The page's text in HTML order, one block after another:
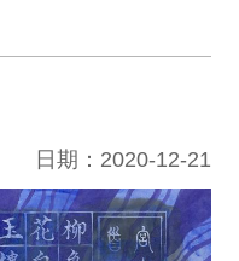
日期：2020-12-21